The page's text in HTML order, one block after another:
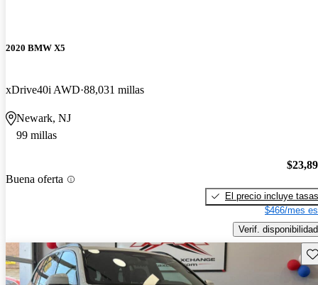
2020 BMW X5
xDrive40i AWD 88,031 millas
Newark, NJ
99 millas
Buena oferta
El precio incluye tasas
$466/mes
Verif. disponibilidad